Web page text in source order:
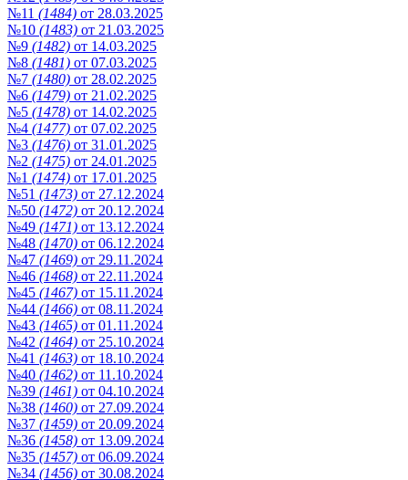
№11 (1484) от 28.03.2025
№10 (1483) от 21.03.2025
№9 (1482) от 14.03.2025
№8 (1481) от 07.03.2025
№7 (1480) от 28.02.2025
№6 (1479) от 21.02.2025
№5 (1478) от 14.02.2025
№4 (1477) от 07.02.2025
№3 (1476) от 31.01.2025
№2 (1475) от 24.01.2025
№1 (1474) от 17.01.2025
№51 (1473) от 27.12.2024
№50 (1472) от 20.12.2024
№49 (1471) от 13.12.2024
№48 (1470) от 06.12.2024
№47 (1469) от 29.11.2024
№46 (1468) от 22.11.2024
№45 (1467) от 15.11.2024
№44 (1466) от 08.11.2024
№43 (1465) от 01.11.2024
№42 (1464) от 25.10.2024
№41 (1463) от 18.10.2024
№40 (1462) от 11.10.2024
№39 (1461) от 04.10.2024
№38 (1460) от 27.09.2024
№37 (1459) от 20.09.2024
№36 (1458) от 13.09.2024
№35 (1457) от 06.09.2024
№34 (1456) от 30.08.2024